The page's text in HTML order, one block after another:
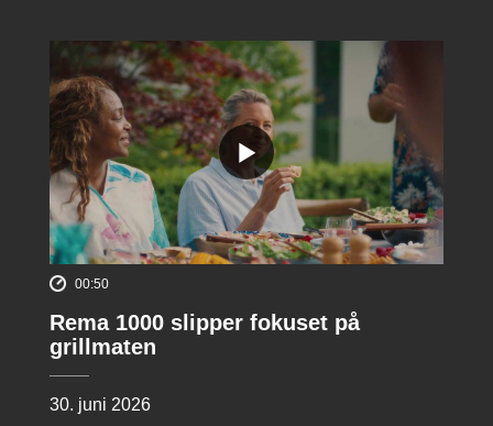
00:50
Rema 1000 slipper fokuset på
grillmaten
30. juni 2026